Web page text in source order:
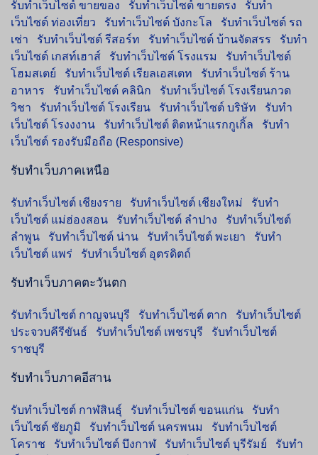
รับทำเว็บไซต์ ขายของ รับทำเว็บไซต์ ขายตรง
รับทำ
เว็บไซต์ ท่องเที่ยว
รับทำเว็บไซต์ บังกะโล
รับทำเว็บไซต์ รถ
เช่า
รับทำเว็บไซต์ รีสอร์ท รับทำเว็บไซต์ บ้านจัดสรร
รับทำ
เว็บไซต์ เกสท์เฮาส์
รับทำเว็บไซต์ โรงแรม
รับทำเว็บไซต์
โฮมสเตย์
รับทำเว็บไซต์ เรียลเอสเตท
รับทำเว็บไซต์ ร้าน
อาหาร
รับทำเว็บไซต์ คลินิก
รับทำเว็บไซต์ โรงเรียนกวด
วิชา
รับทำเว็บไซต์ โรงเรียน รับทำเว็บไซต์ บริษัท
รับทำ
เว็บไซต์ โรงงงาน
รับทำเว็บไซต์ ติดหน้าแรกกูเกิ้ล
รับทำ
เว็บไซต์ รองรับมือถือ (Responsive)
รับทำเว็บภาคเหนือ
รับทำเว็บไซต์ เชียงราย รับทำเว็บไซต์ เชียงใหม่
รับทำ
เว็บไซต์ แม่ฮ่องสอน
รับทำเว็บไซต์ ลำปาง
รับทำเว็บไซต์
ลำพูน
รับทำเว็บไซต์ น่าน รับทำเว็บไซต์ พะเยา
รับทำ
เว็บไซต์ แพร่
รับทำเว็บไซต์ อุตรดิตถ์
รับทำเว็บภาคตะวันตก
รับทำเว็บไซต์ กาญจนบุรี รับทำเว็บไซต์ ตาก
รับทำเว็บไซต์
ประจวบคีรีขันธ์
รับทำเว็บไซต์ เพชรบุรี
รับทำเว็บไซต์
ราชบุรี
รับทำเว็บภาคอีสาน
รับทำเว็บไซต์ กาฬสินธุ์ รับทำเว็บไซต์ ขอนแก่น
รับทำ
เว็บไซต์ ชัยภูมิ
รับทำเว็บไซต์ นครพนม
รับทำเว็บไซต์
โคราช
รับทำเว็บไซต์ บึงกาฬ รับทำเว็บไซต์ บุรีรัมย์
รับทำ